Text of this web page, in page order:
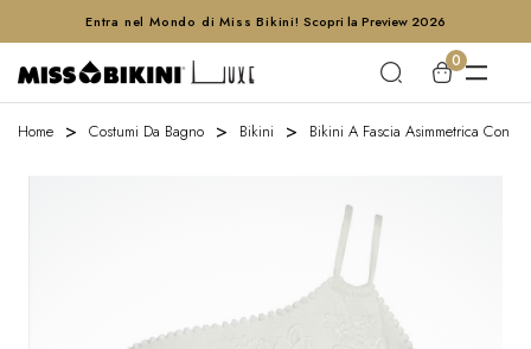
Entra nel Mondo di Miss Bikini! Scopri la Preview 2026
0
Home Costumi Da Bagno Bikini Bikini A Fascia Asimmetrica Con